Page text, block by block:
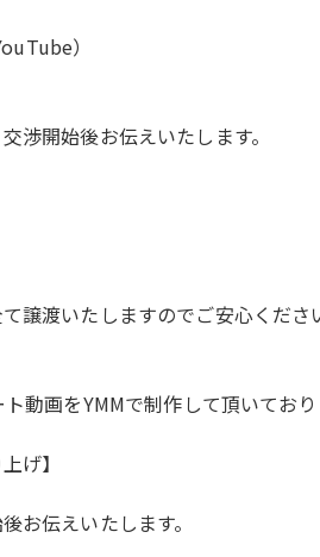
）
渉開始後お伝えいたします。
譲渡いたしますのでご安心くださ
動画をYMMで制作して頂いており
げ】
お伝えいたします。